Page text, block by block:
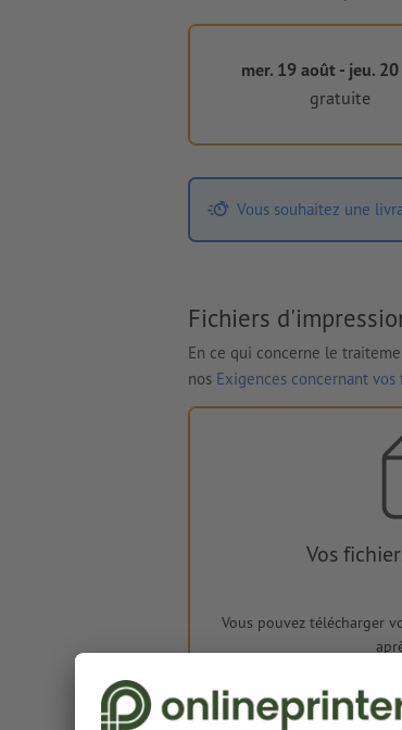
mer. 19 août - jeu.
gratuite
Vous souhaitez une
Fichiers
En ce qui concerne le
nos Exigences concernant
Vos
Vous pouvez télécharger
Je